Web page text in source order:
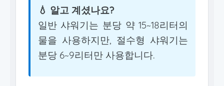
💧 알고 계셨나요?
일반 샤워기는 분당 약 15~18리터의
물을 사용하지만, 절수형 샤워기는
분당 6~9리터만 사용합니다.